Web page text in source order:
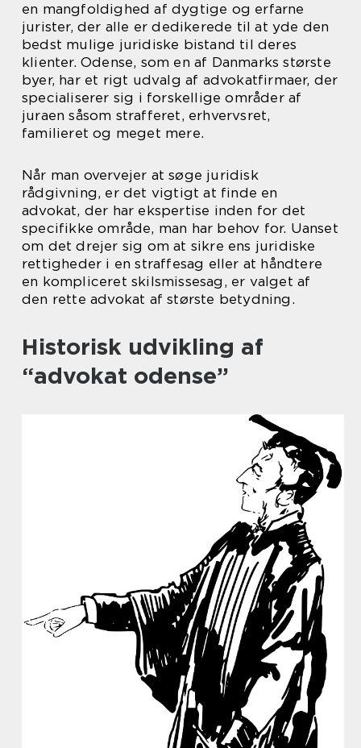
en mangfoldighed af dygtige og erfarne
jurister, der alle er dedikerede til at yde den
bedst mulige juridiske bistand til deres
klienter. Odense, som en af Danmarks største
byer, har et rigt udvalg af advokatfirmaer, der
specialiserer sig i forskellige områder af
juraen såsom strafferet, erhvervsret,
familieret og meget mere.
Når man overvejer at søge juridisk
rådgivning, er det vigtigt at finde en
advokat, der har ekspertise inden for det
specifikke område, man har behov for. Uanset
om det drejer sig om at sikre ens juridiske
rettigheder i en straffesag eller at håndtere
en kompliceret skilsmissesag, er valget af
den rette advokat af største betydning.
Historisk udvikling af
“advokat odense”